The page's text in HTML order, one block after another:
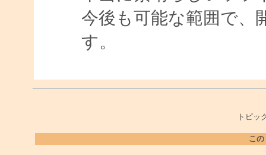
今後も可能な範囲で、
す。
トピッ
こ